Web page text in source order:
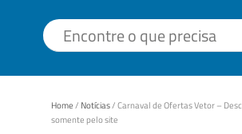
Home/ Notícias/Carnaval de Ofertas Vetor –
somente pelo site